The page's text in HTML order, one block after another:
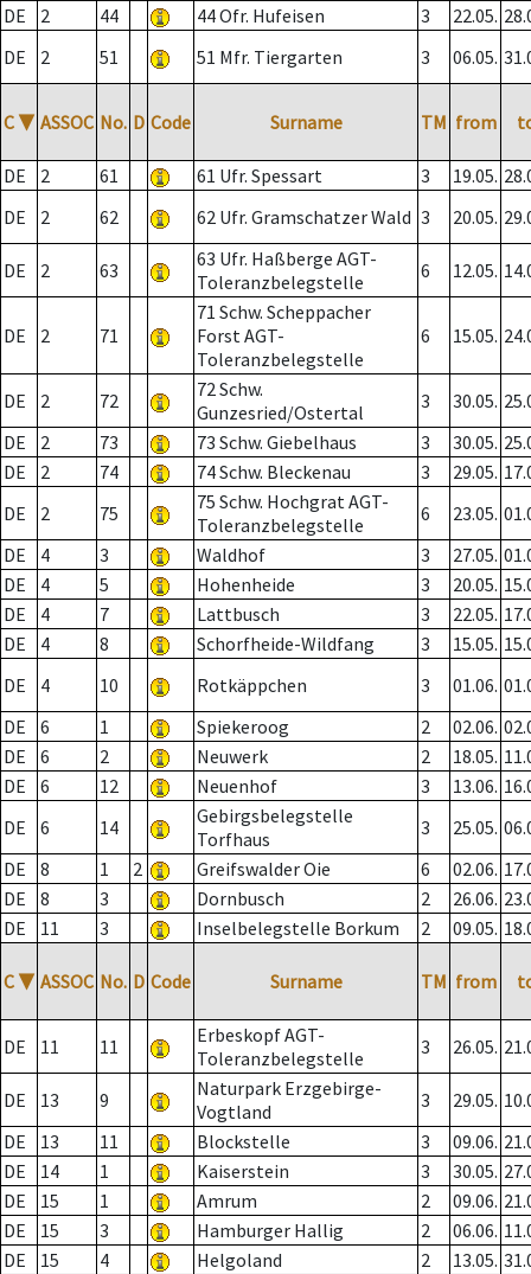
DE
2 44 44 Ofr. Hufeisen 3 22.05.
DE
2 51 51 Mfr. Tiergarten 3 06.05.
C ▼ ASSOC No. D Code Surname TM from
DE 2 61 61 Ufr. Spessart 3 19.05.
DE
2 62 62 Ufr. Gramschatzer Wald 3 20.05.
DE 2 63
63 Ufr. Haßberge AGT-
Toleranzbelegstelle
6 12.05.
DE 2 71
71 Schw. Scheppacher
Forst AGT-
Toleranzbelegstelle
6 15.05.
DE 2 72
72 Schw.
Gunzesried/Ostertal
3 30.05.
DE
2 73 73 Schw. Giebelhaus 3 30.05.
DE
2 74 74 Schw. Bleckenau 3 29.05.
DE
2 75
75 Schw. Hochgrat AGT-
Toleranzbelegstelle
6 23.05.
DE
4 3 Waldhof 3 27.05.
DE
4 5 Hohenheide 3 20.05.
DE
4 7 Lattbusch 3 22.05.
DE
4 8 Schorfheide-Wildfang 3 15.05.
DE
4 10 Rotkäppchen 3 01.06.
DE
6 1 Spiekeroog 2 02.06.
DE
6 2 Neuwerk 2 18.05.
DE
6 12 Neuenhof 3 13.06.
DE
6 14
Gebirgsbelegstelle
Torfhaus
3 25.05.
DE
8 1 2 Greifswalder Oie 6 02.06.
DE
8 3 Dornbusch 2 26.06.
DE
11 3 Inselbelegstelle Borkum 2 09.05.
C ▼ ASSOC No. D Code Surname TM from
DE 11 11
Erbeskopf AGT-
Toleranzbelegstelle
3 26.05.
DE 13 9
Naturpark Erzgebirge-
Vogtland
3 29.05.
DE
13 11 Blockstelle 3 09.06.
DE
14 1 Kaiserstein 3 30.05.
DE
15 1 Amrum 2 09.06.
DE
15 3 Hamburger Hallig 2 06.06.
DE
15 4 Helgoland 2 13.05.